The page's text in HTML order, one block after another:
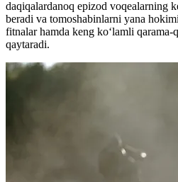
daqiqalardanoq epizod voqealarning
beradi va tomoshabinlarni yana
fitnalar hamda keng ko‘lamli qarama-
qaytaradi.